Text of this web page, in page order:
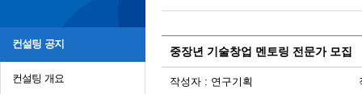
컨설팅 공지
컨설팅 개요
중장년 기술창업 멘토링 전문가 모집
작성자 : 연구기획